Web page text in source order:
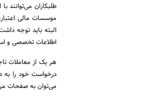
طلبکاران می‌توانند
موسسات مالی
البته باید توجه
اطلاعات تخصصی و
هر یک از معاملات
درخواست خود را به
می‌توان به صفحات